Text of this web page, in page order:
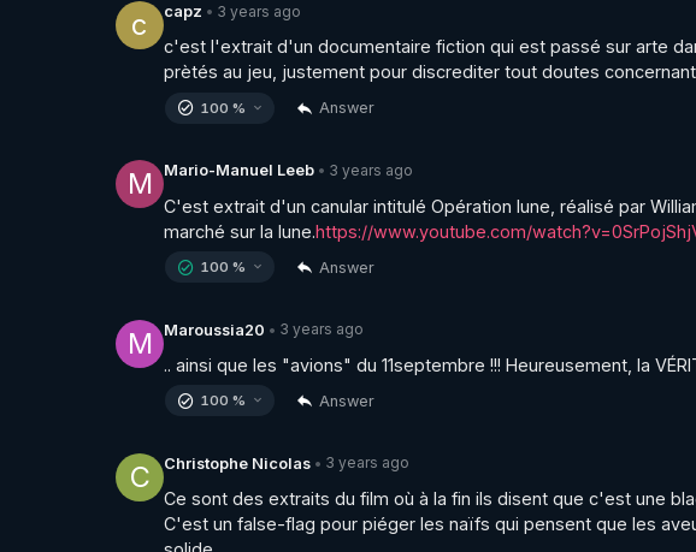
c capz • 3 years ago
c'est l'extrait d'un documentaire fiction qui est passé sur arte
prètés au jeu, justement pour discrediter tout doutes
100 % Answer
M Mario-Manuel Leeb • 3 years ago
C'est extrait d'un canular intitulé Opération lune, réalisé par
marché sur la lune.https://www.youtube.com/
100 % Answer
M Maroussia20 • 3 years ago
.. ainsi que les "avions" du 11septembre !!! Heureusement, la
100 % Answer
C Christophe Nicolas • 3 years ago
Ce sont des extraits du film où à la fin ils disent que c'est une
C'est un false-flag pour piéger les naïfs qui pensent que les